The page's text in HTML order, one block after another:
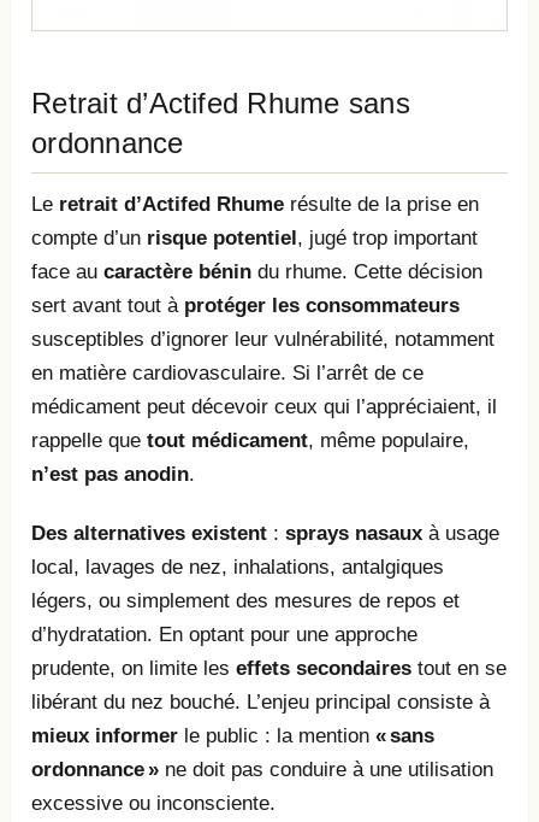
Retrait d’Actifed Rhume sans
ordonnance
Le retrait d’Actifed Rhume résulte de la prise en
compte d’un risque potentiel , jugé trop important
face aucaractère bénin du rhume. Cette décision
sert avant tout à protéger les consommateurs
susceptibles d’ignorer leur vulnérabilité, notamment
en matière cardiovasculaire. Si l’arrêt de ce
médicament peut décevoir ceux qui l’appréciaient, il
rappelle quetout médicament, même populaire,
n’est pas anodin.
Des alternatives existent :sprays nasaux à usage
local, lavages de nez, inhalations, antalgiques
légers, ou simplement des mesures de repos et
d’hydratation. En optant pour une approche
prudente, on limite leseffets secondaires tout en se
libérant du nez bouché. L’enjeu principal consiste à
mieux informer le public : la mention« sans
ordonnance » ne doit pas conduire à une utilisation
excessive ou inconsciente.